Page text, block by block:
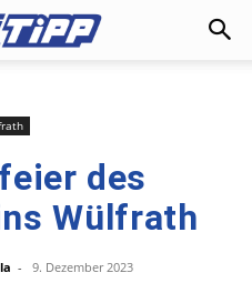
des
Wülfrath
- 9. Dezember 2023